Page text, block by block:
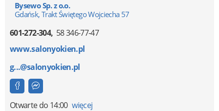
Bysewo Sp. z o.o.
Gdańsk, Trakt Świętego Wojciecha 57
601-272-304 58 346-77-47
www.salonyokien.pl
g...@salonyokien.pl
Otwartedo 14:00 więcej